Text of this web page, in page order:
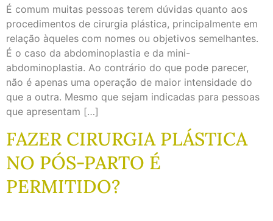
É comum muitas pessoas terem dúvidas quanto aos
procedimentos de cirurgia plástica, principalmente em
relação àqueles com nomes ou objetivos semelhantes.
É o caso da abdominoplastia e da mini-
abdominoplastia. Ao contrário do que pode parecer,
não é apenas uma operação de maior intensidade do
que a outra. Mesmo que sejam indicadas para pessoas
que apresentam […]
FAZER CIRURGIA PLÁSTICA
NO PÓS-PARTO É
PERMITIDO?